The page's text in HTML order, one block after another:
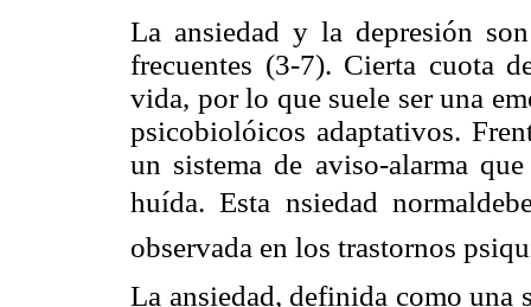
La ansiedad y la depresión
frecuentes (3-7). Cierta cuota
vida, por lo que suele ser una
psicobiolóicos adaptativos.
un sistema de aviso-alarma
huída. Esta nsiedad
observada en los trastornos
La ansiedad, definida como una